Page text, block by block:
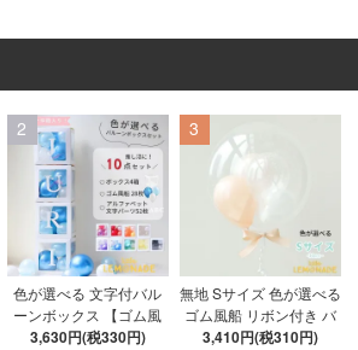
2
色が選べる 文字付バル
ーンボックス 【ゴム風
船&文字パーツ付き】 DI
3,630円(税330円)
3
無地 Sサイズ 色が選べる
ゴム風船 リボン付き バ
ブルバルーン 【浮かせ
3,410円(税310円)